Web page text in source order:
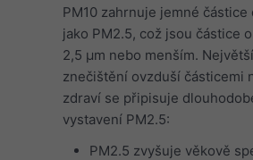
PM10 zahrnuje jemné
jako PM2.5, což jsou částice
2,5 μm nebo menším.
znečištění ovzduší částicemi
zdraví se připisuje
vystavení PM2.5:
PM2.5 zvyšuje věkově